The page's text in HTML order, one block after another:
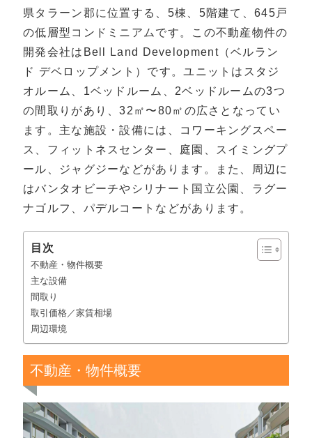
県タラーン郡に位置する、5棟、5階建て、645戸
の低層型コンドミニアムです。この不動産物件の
開発会社はBell Land Development（ベルラン
ド デベロップメント）です。ユニットはスタジ
オルーム、1ベッドルーム、2ベッドルームの3つ
の間取りがあり、32㎡〜80㎡の広さとなってい
ます。主な施設・設備には、コワーキングスペー
ス、フィットネスセンター、庭園、スイミングプ
ール、ジャグジーなどがあります。また、周辺に
はバンタオビーチやシリナート国立公園、ラグー
ナゴルフ、パデルコートなどがあります。
目次
不動産・物件概要
主な設備
間取り
取引価格／家賃相場
周辺環境
不動産・物件概要